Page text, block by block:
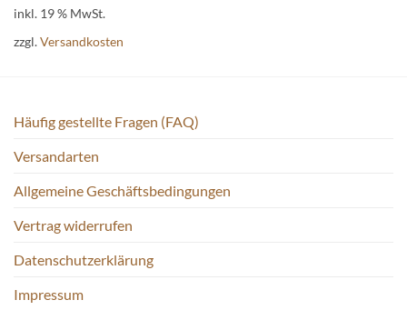
inkl. 19 % MwSt.
zzgl.Versandkosten
Häufig gestellte Fragen (FAQ)
Versandarten
Allgemeine Geschäftsbedingungen
Vertrag widerrufen
Datenschutzerklärung
Impressum